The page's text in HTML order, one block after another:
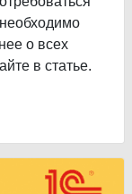
о всех
в статье.